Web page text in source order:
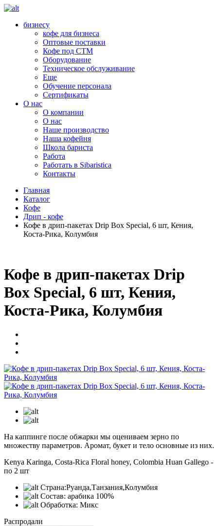
бизнесу
кофе для бизнеса
Оптовые поставки
Кофе под СТМ
Оборудование
Техническое обслуживание
Еще
Обучение персонала
Сертификаты
О нас
O компании
О нас
Наше производство
Наша кофейня
Школа бариста
Работа
Работать в Sibaristica
Контакты
Главная
Каталог
Кофе
Дрип - кофе
Кофе в дрип-пакетах Drip Box Special, 6 шт, Кения,
Коста-Рика, Колумбия
Кофе в дрип-пакетах Drip
Box Special, 6 шт, Кения,
Коста-Рика, Колумбия
На каппинге после обжарки мы оцениваем зерно по
множеству параметров. Аромат, букет и тело основные из них.
Kenya Karinga, Costa-Rica Floral honey, Colombia Huan Gallego -
по 2 шт
Страна:Руанда,Танзания,Колумбия
Состав: арабика 100%
Обработка: Микс
Распродали